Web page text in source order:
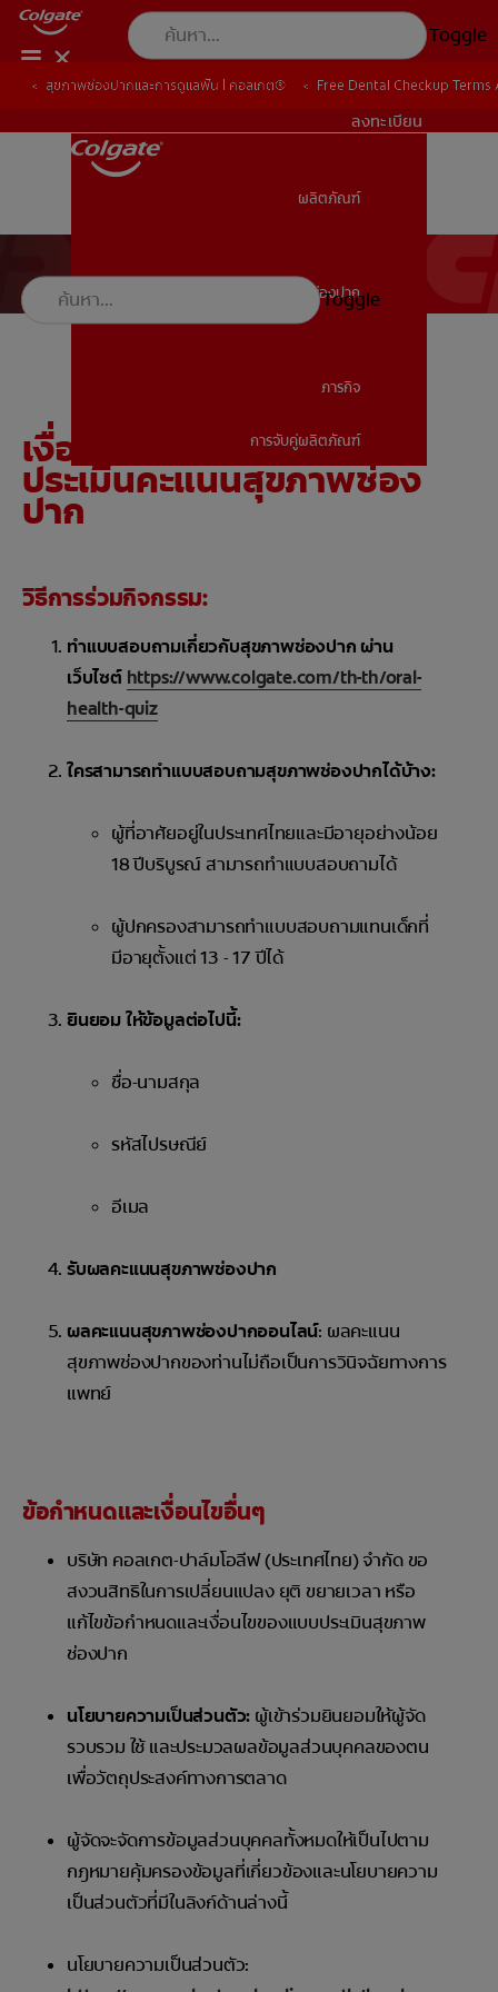
Toggle
สุขภาพช่องปาก
ลงทะเบียน
ลงทะเบียน
ผลิตภัณฑ์
สุขภาพช่องปาก
ภารกิจ
การจับคู่ผลิตภัณฑ์
Toggle
สุขภาพช่องปากและการดูแลฟัน | คอลเกต® Free Dental Checkup
เงื่อนไขและข้อตกลงในการ
ประเมินคะแนนสุขภาพช่อง
ปาก
วิธีการร่วมกิจกรรม:
ทำแบบสอบถามเกี่ยวกับสุขภาพช่องปาก ผ่าน
เว็บไซต์ https://www.colgate.com/th-th/oral-
health-quiz
ใครสามารถทำแบบสอบถามสุขภาพช่องปากได้บ้าง:
ผู้ที่อาศัยอยู่ในประเทศไทยและมีอายุอย่างน้อย
18 ปีบริบูรณ์ สามารถทำแบบสอบถามได้
ผู้ปกครองสามารถทำแบบสอบถามแทนเด็กที่
มีอายุตั้งแต่ 13 - 17 ปีได้
ยินยอม ให้ข้อมูลต่อไปนี้:
ชื่อ-นามสกุล
รหัสไปรษณีย์
อีเมล
รับผลคะแนนสุขภาพช่องปาก
ผลคะแนนสุขภาพช่องปากออนไลน์: ผลคะแนน
สุขภาพช่องปากของท่านไม่ถือเป็นการวินิจฉัยทางการ
แพทย์
ข้อกำหนดและเงื่อนไขอื่นๆ
บริษัท คอลเกต-ปาล์มโอลีฟ (ประเทศไทย) จำกัด ขอ
สงวนสิทธิในการเปลี่ยนแปลง ยุติ ขยายเวลา หรือ
แก้ไขข้อกำหนดและเงื่อนไขของแบบประเมินสุขภาพ
ช่องปาก
นโยบายความเป็นส่วนตัว: ผู้เข้าร่วมยินยอมให้ผู้จัด
รวบรวม ใช้ และประมวลผลข้อมูลส่วนบุคคลของตน
เพื่อวัตถุประสงค์ทางการตลาด
ผู้จัดจะจัดการข้อมูลส่วนบุคคลทั้งหมดให้เป็นไปตาม
กฎหมายคุ้มครองข้อมูลที่เกี่ยวข้องและนโยบายความ
เป็นส่วนตัวที่มีในลิงก์ด้านล่างนี้
นโยบายความเป็นส่วนตัว: